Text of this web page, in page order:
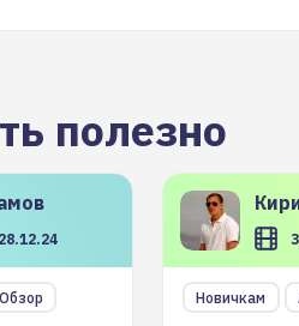
полезно
Обзор Новичкам